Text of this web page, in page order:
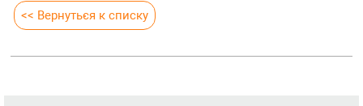
<< Вернуться к списку